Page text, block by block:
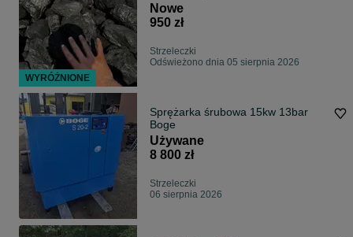
Nowe
950 zł
Strzeleczki
Odświeżono dnia 05 sierpnia 2026
Sprężarka śrubowa 15kw 13bar
Boge
Używane
8 800 zł
Strzeleczki
06 sierpnia 2026
WYRÓŻNIONE